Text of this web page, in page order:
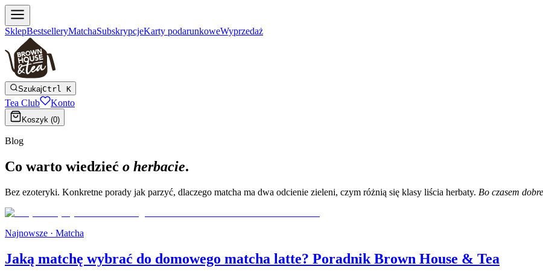
SklepBestselleryMatchaSubskrypcjeKarty podarunkoweWyprzedaż
SzukajCtrl K
Tea Club Konto
Koszyk (0)
Blog
Co warto wiedzieć o herbacie.
Bez ezoteryki. Konkretne porady jak parzyć, dlaczego matcha ma dwa odcienie zieleni, czym różnią się klasy liścia herbaty. Bo czasem
Najnowsze · Matcha
Jaką matchę wybrać do domowego matcha latte? Poradnik Brown House & Tea